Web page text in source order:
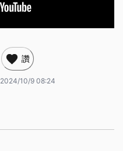
讚
2024/10/9 08:24